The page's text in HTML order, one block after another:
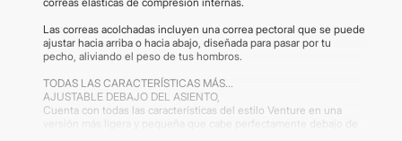
Las correas acolchadas incluyen una correa pectoral que se puede
ajustar hacia arriba o hacia abajo, diseñada para pasar por tu
pecho, aliviando el peso de tus hombros.
TODAS LAS CARACTERÍSTICAS MÁS...
AJUSTABLE DEBAJO DEL ASIENTO,
Cuenta con todas las características del estilo Venture en una
versión más ligera y pequeña que cabe perfectamente debajo de